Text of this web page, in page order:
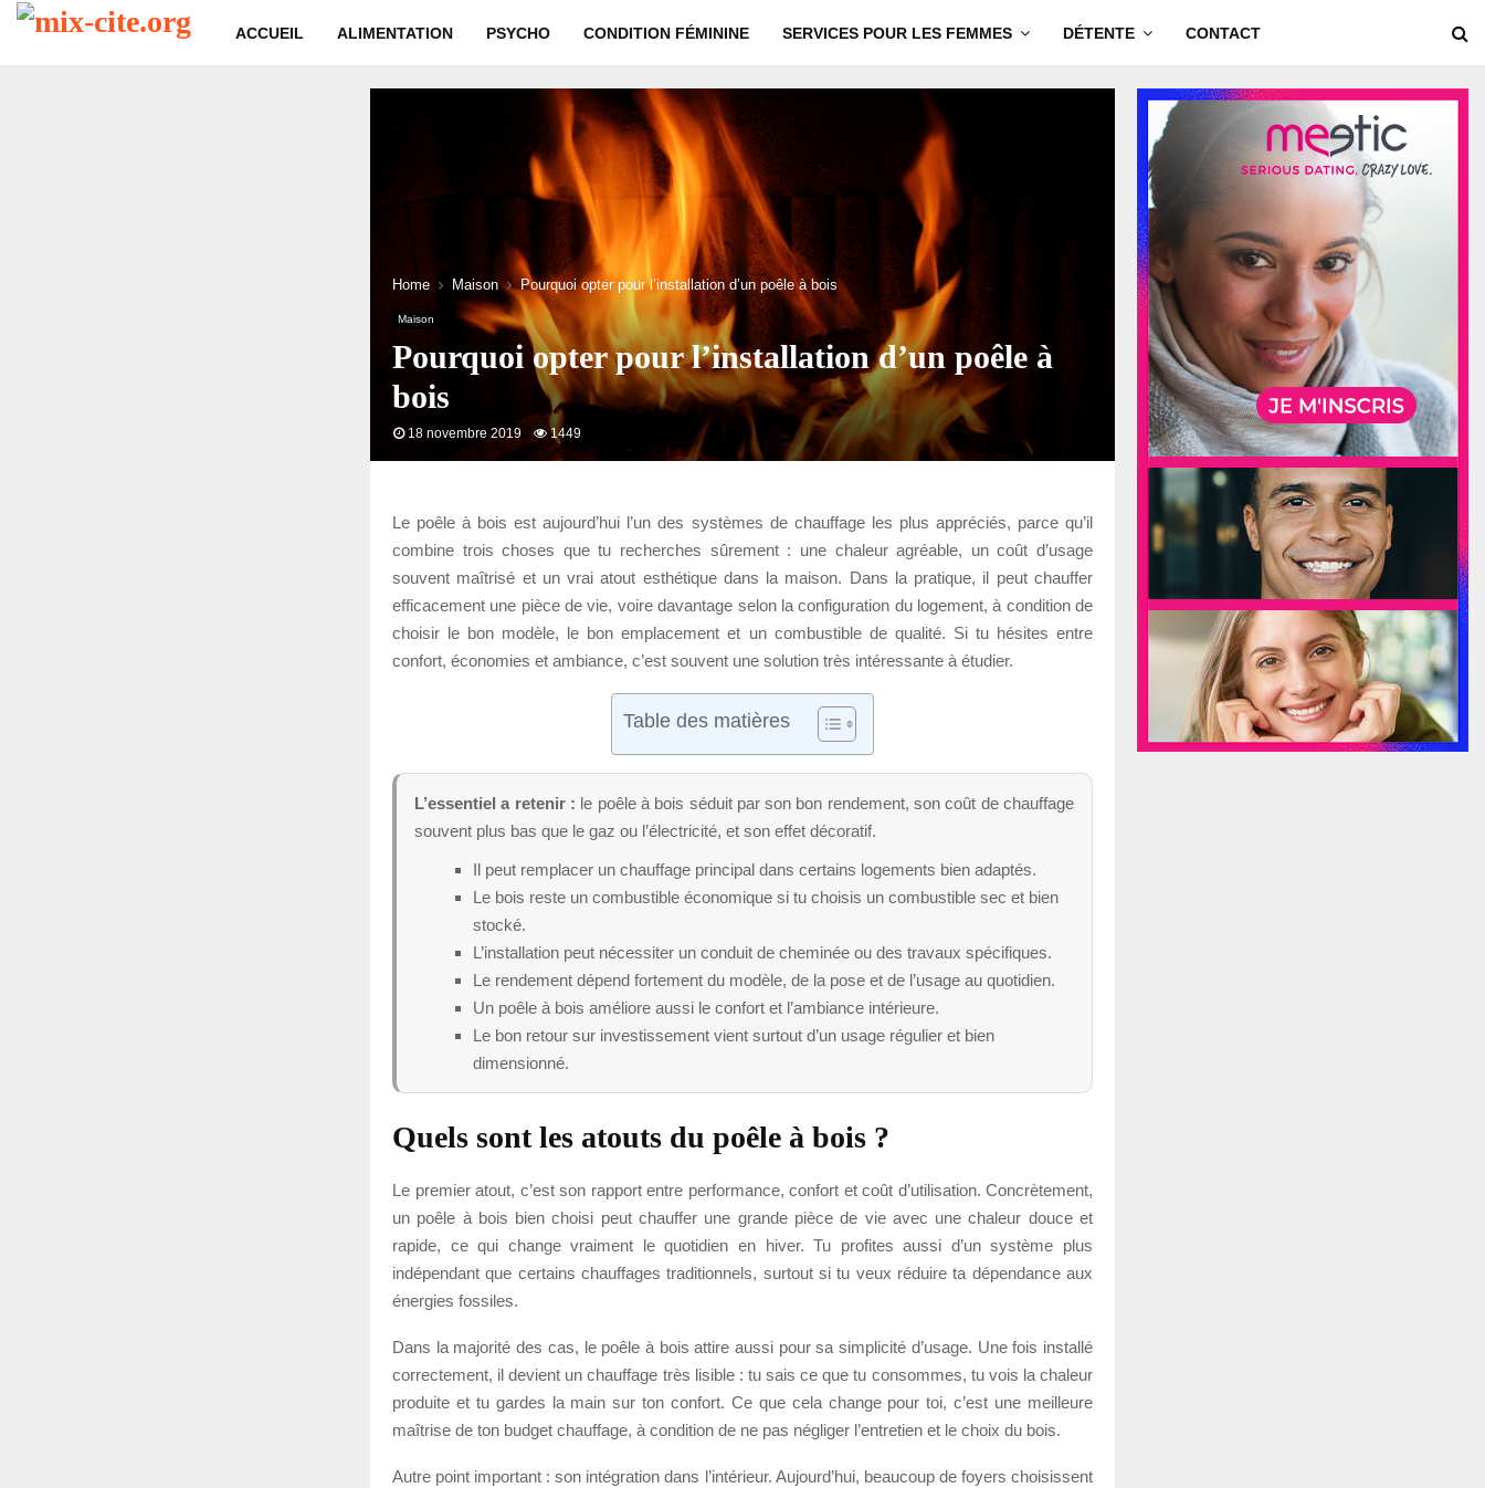
ACCUEIL ALIMENTATION PSYCHO CONDITION FÉMININE SERVICES POUR LES FEMMES DÉTENTE CONTACT
Home Maison Pourquoi opter pour l’installation d’un poêle à bois
Maison
Pourquoi opter pour l’installation d’un poêle à
bois
18 novembre 2019 1449
Le poêle à bois est aujourd’hui l’un des systèmes de chauffage les plus appréciés, parce qu’il
combine trois choses que tu recherches sûrement : une chaleur agréable, un coût d’usage
souvent maîtrisé et un vrai atout esthétique dans la maison. Dans la pratique, il peut chauffer
efficacement une pièce de vie, voire davantage selon la configuration du logement, à condition de
choisir le bon modèle, le bon emplacement et un combustible de qualité. Si tu hésites entre
confort, économies et ambiance, c’est souvent une solution très intéressante à étudier.
Table des matières
L’essentiel a retenir : le poêle à bois séduit par son bon rendement, son coût de chauffage
souvent plus bas que le gaz ou l’électricité, et son effet décoratif.
Il peut remplacer un chauffage principal dans certains logements bien adaptés.
Le bois reste un combustible économique si tu choisis un combustible sec et bien
stocké.
L’installation peut nécessiter un conduit de cheminée ou des travaux spécifiques.
Le rendement dépend fortement du modèle, de la pose et de l’usage au quotidien.
Un poêle à bois améliore aussi le confort et l’ambiance intérieure.
Le bon retour sur investissement vient surtout d’un usage régulier et bien
dimensionné.
Quels sont les atouts du poêle à bois ?
Le premier atout, c’est son rapport entre performance, confort et coût d’utilisation. Concrètement,
un poêle à bois bien choisi peut chauffer une grande pièce de vie avec une chaleur douce et
rapide, ce qui change vraiment le quotidien en hiver. Tu profites aussi d’un système plus
indépendant que certains chauffages traditionnels, surtout si tu veux réduire ta dépendance aux
énergies fossiles.
Dans la majorité des cas, le poêle à bois attire aussi pour sa simplicité d’usage. Une fois installé
correctement, il devient un chauffage très lisible : tu sais ce que tu consommes, tu vois la chaleur
produite et tu gardes la main sur ton confort. Ce que cela change pour toi, c’est une meilleure
maîtrise de ton budget chauffage, à condition de ne pas négliger l’entretien et le choix du bois.
Autre point important : son intégration dans l’intérieur. Aujourd’hui, beaucoup de foyers choisissent